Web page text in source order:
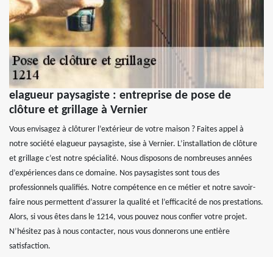
elagueur paysagiste : entreprise de pose de
clôture et grillage à Vernier
Vous envisagez à clôturer l’extérieur de votre maison ? Faites appel à
notre société elagueur paysagiste, sise à Vernier. L’installation de clôture
et grillage c’est notre spécialité. Nous disposons de nombreuses années
d’expériences dans ce domaine. Nos paysagistes sont tous des
professionnels qualifiés. Notre compétence en ce métier et notre savoir-
faire nous permettent d’assurer la qualité et l’efficacité de nos prestations.
Alors, si vous êtes dans le 1214, vous pouvez nous confier votre projet.
N’hésitez pas à nous contacter, nous vous donnerons une entière
satisfaction.